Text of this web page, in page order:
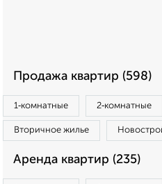
Продажа квартир (598)
1‑комнатные 2‑комнатные
Вторичное жилье
Аренда квартир (235)